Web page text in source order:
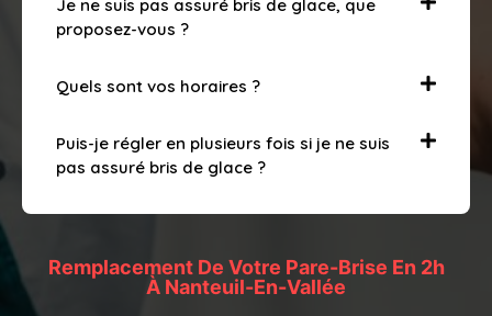
Je ne suis pas assuré bris de glace, que
proposez-vous ?
Quels sont vos horaires ?
Puis-je régler en plusieurs fois si je ne suis
pas assuré bris de glace ?
Remplacement De Votre Pare-Brise En 2h
À Nanteuil-En-Vallée